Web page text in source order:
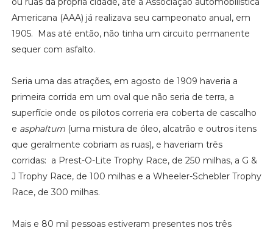
Americana (AAA) já realizava seu campeonato anual, em
1905. Mas até então, não tinha um circuito permanente
sequer com asfalto.
Seria uma das atrações, em agosto de 1909 haveria a
primeira corrida em um oval que não seria de terra, a
superfície onde os pilotos correria era coberta de cascalho
e asphaltum (uma mistura de óleo, alcatrão e outros itens
que geralmente cobriam as ruas), e haveriam três
corridas: a Prest-O-Lite Trophy Race, de 250 milhas, a G &
J Trophy Race, de 100 milhas e a Wheeler-Schebler Trophy
Race, de 300 milhas.
Mais e 80 mil pessoas estiveram presentes nos três